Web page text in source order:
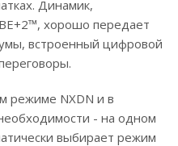
Динамик,
хорошо передает
встроенный цифровой
режиме NXDN и в
- на одном
выбирает режим